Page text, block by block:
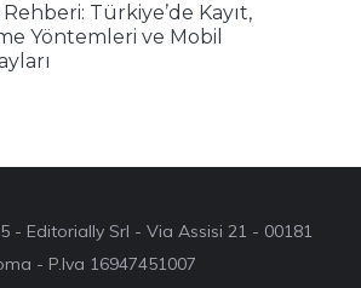
Türkiye’de Kayıt,
Yöntemleri ve Mobil
- Editorially Srl - Via Assisi 21 - 00181
- P.Iva 16947451007